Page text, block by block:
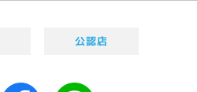
公認店